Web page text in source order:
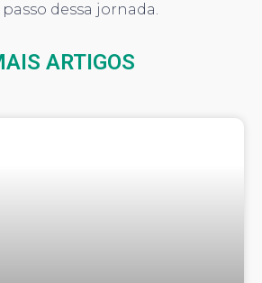
dessa jornada.
ARTIGOS